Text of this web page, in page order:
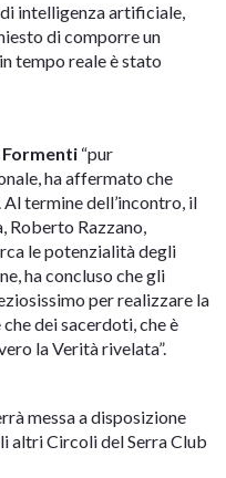
intelligenza artificiale,
di comporre un
tempo reale è stato
“pur
ha affermato che
termine dell’incontro, il
Roberto Razzano,
le potenzialità degli
ha concluso che gli
per realizzare la
dei sacerdoti, che è
la Verità rivelata”.
messa a disposizione
altri Circoli del Serra Club